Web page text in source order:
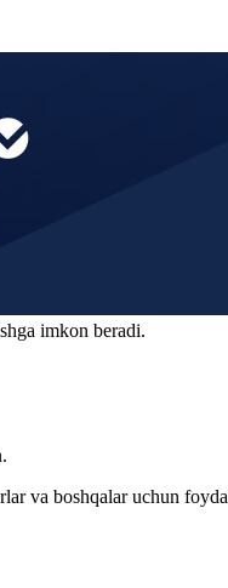
imkon beradi.
va boshqalar uchun